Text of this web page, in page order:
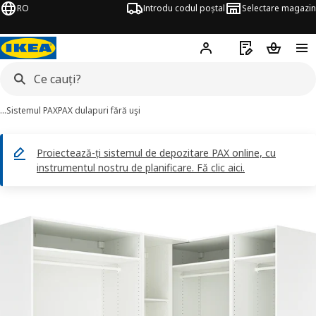
RO Introdu codul poștal Selectare magazin
Hej! Autentifică-te
Listă deCoșul de
…Sistemul PAXPAX dulapuri fără uşi
Proiectează-ți sistemul de depozitare PAX online, cu
instrumentul nostru de planificare. Fă clic aici.
imagini